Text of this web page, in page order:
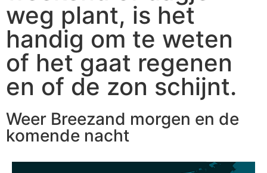
weg plant, is het
handig om te weten
of het gaat regenen
en of de zon schijnt.
Weer Breezand morgen en de
komende nacht